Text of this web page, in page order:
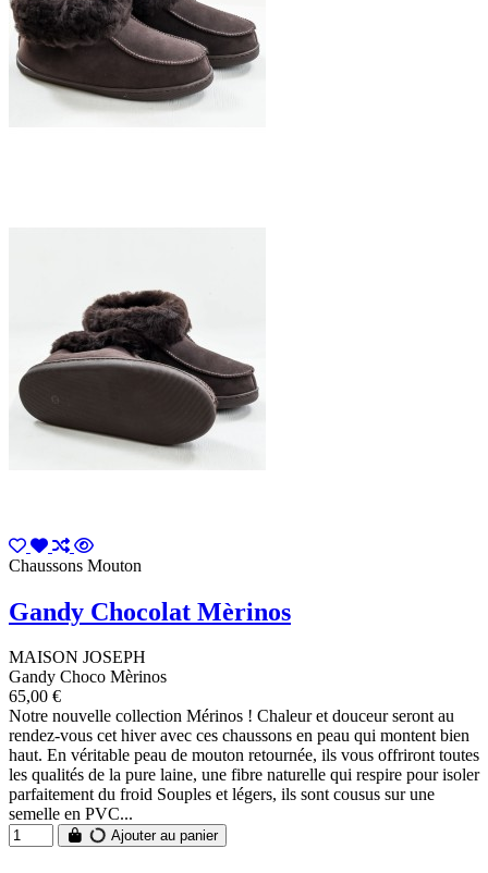
Chaussons Mouton
Gandy Chocolat Mèrinos
MAISON JOSEPH
Gandy Choco Mèrinos
65,00 €
Notre nouvelle collection Mérinos ! Chaleur et douceur seront au
rendez-vous cet hiver avec ces chaussons en peau qui montent bien
haut. En véritable peau de mouton retournée, ils vous offriront toutes
les qualités de la pure laine, une fibre naturelle qui respire pour isoler
parfaitement du froid Souples et légers, ils sont cousus sur une
semelle en PVC...
Ajouter au panier